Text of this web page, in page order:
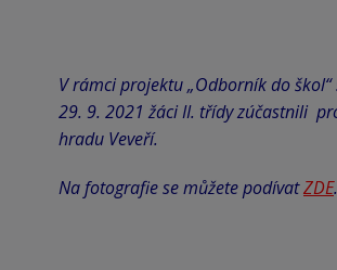
V rámci projektu „Odborník do škol“
29. 9. 2021 žáci II. třídy zúčastnili
hradu Veveří.
Na fotografie se můžete podívatZDE.